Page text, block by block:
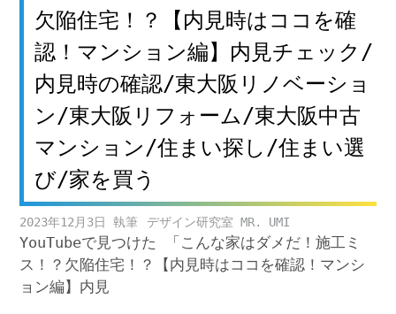
欠陥住宅！？【内見時はココを確
認！マンション編】内見チェック/
内見時の確認/東大阪リノベーショ
ン/東大阪リフォーム/東大阪中古
マンション/住まい探し/住まい選
び/家を買う
2023年12月3日 デザイン研究室 MR. UMI
YouTubeで見つけた 「こんな家はダメだ！施工ミ
ス！？欠陥住宅！？【内見時はココを確認！マンシ
ョン編】内見